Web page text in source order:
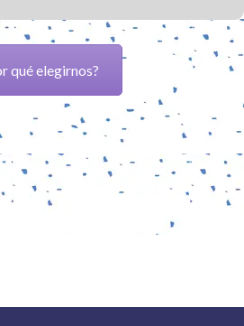
qué elegirnos?